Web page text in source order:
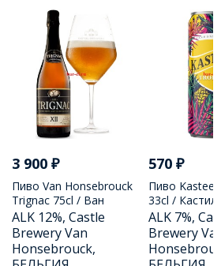
3 900 ₽
Пиво Van Honsebrouck
Trignac 75cl / Ван
Хансенброк Треньяк
750 МЛ
ALK 12%, Castle
Brewery Van
Honsebrouck,
570 ₽
Пиво Kasteel
33cl / Кастил
- ЖБ 330 МЛ
ALK 7%,
Brewery